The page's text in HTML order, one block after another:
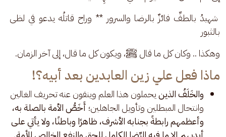
شهيدُ بالطفِّ فائزٌ بالرضا والسرور ** وراح قاتلُه يدعو في لظى
بالثبور
وهكذا .. وكان كل ما قال ﷺ، ويكون كل ما قال، إلى آخر الزمان.
ماذا فعل علي زين العابدين بعد أبيه؟!
والخَلَفُ الذينيحملون هذا العلم وينفون عنه تحريف الغالين
وانتحال المبطلين وتأويل الجاهلين؛ أَخَصُّ الأمة بالصلة به،
وأعظمهم رابطةً بجنابه الأشرف، ظاهرًا وباطنًا، ولا يأتي على